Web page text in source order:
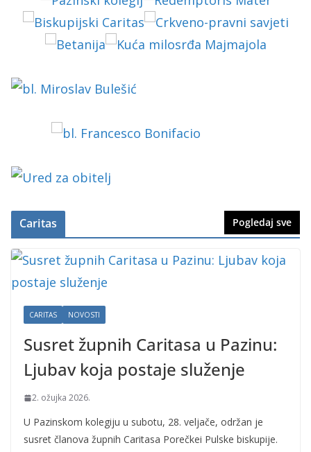
Caritas Pogledaj sve
CARITAS NOVOSTI
Susret župnih Caritasa u Pazinu:
Ljubav koja postaje služenje
2. ožujka 2026.
U Pazinskom kolegiju u subotu, 28. veljače, održan je
susret članova župnih Caritasa Porečkei Pulske biskupije.